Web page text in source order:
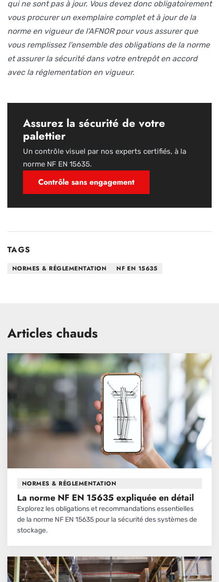
qui ne sont pas à jour. Vous devez donc obligatoirement
vous procurer un exemplaire complet et à jour de la
norme en vigueur de l'AFNOR pour vous assurer que
vous remplissez l'ensemble des obligations de la norme
et assurer la sécurité dans votre entrepôt en accord
avec la réglementation en vigueur.
Assurez la sécurité de votre
palettier
Un contrôle visuel par nos experts certifiés, à la
norme NF EN 15635.
Contrôle sans engagement
TAGS
NORMES & RÉGLEMENTATION NF EN 15635
Articles chauds
NORMES & RÉGLEMENTATION
La norme NF EN 15635 expliquée en détail
Explorez les obligations et recommandations essentielles
de la norme NF EN 15635 pour la sécurité des systèmes de
stockage.